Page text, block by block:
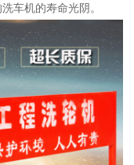
车机的寿命光阴。